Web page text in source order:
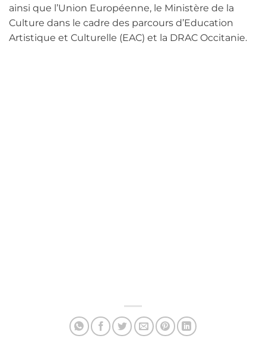
ainsi que l’Union Européenne, le Ministère de la
Culture dans le cadre des parcours d’Education
Artistique et Culturelle (EAC) et la DRAC Occitanie.